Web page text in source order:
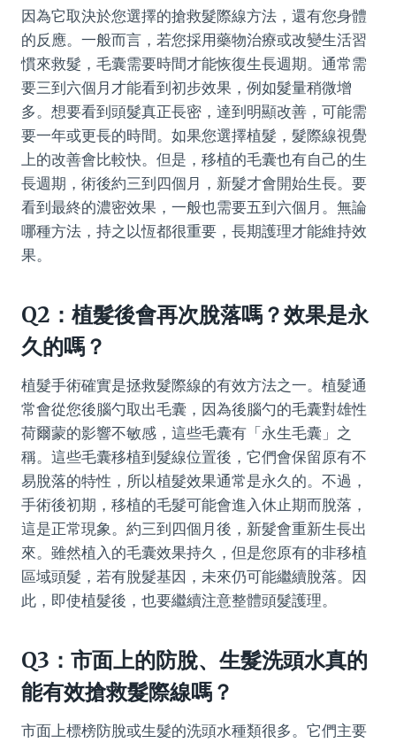
因為它取決於您選擇的搶救髮際線方法，還有您身體
的反應。一般而言，若您採用藥物治療或改變生活習
慣來救髮，毛囊需要時間才能恢復生長週期。通常需
要三到六個月才能看到初步效果，例如髮量稍微增
多。想要看到頭髮真正長密，達到明顯改善，可能需
要一年或更長的時間。如果您選擇植髮，髮際線視覺
上的改善會比較快。但是，移植的毛囊也有自己的生
長週期，術後約三到四個月，新髮才會開始生長。要
看到最終的濃密效果，一般也需要五到六個月。無論
哪種方法，持之以恆都很重要，長期護理才能維持效
果。
Q2：植髮後會再次脫落嗎？效果是永
久的嗎？
植髮手術確實是拯救髮際線的有效方法之一。植髮通
常會從您後腦勺取出毛囊，因為後腦勺的毛囊對雄性
荷爾蒙的影響不敏感，這些毛囊有「永生毛囊」之
稱。這些毛囊移植到髮線位置後，它們會保留原有不
易脫落的特性，所以植髮效果通常是永久的。不過，
手術後初期，移植的毛髮可能會進入休止期而脫落，
這是正常現象。約三到四個月後，新髮會重新生長出
來。雖然植入的毛囊效果持久，但是您原有的非移植
區域頭髮，若有脫髮基因，未來仍可能繼續脫落。因
此，即使植髮後，也要繼續注意整體頭髮護理。
Q3：市面上的防脫、生髮洗頭水真的
能有效搶救髮際線嗎？
市面上標榜防脫或生髮的洗頭水種類很多。它們主要